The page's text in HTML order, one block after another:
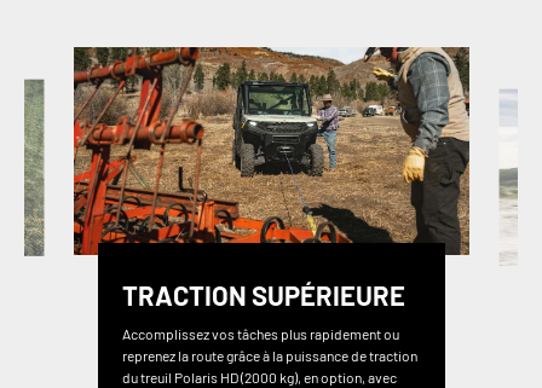
TRACTION SUPÉRIEURE
Accomplissez vos tâches plus rapidement ou
reprenez la route grâce à la puissance de traction
du treuil Polaris HD (2000 kg), en option, avec